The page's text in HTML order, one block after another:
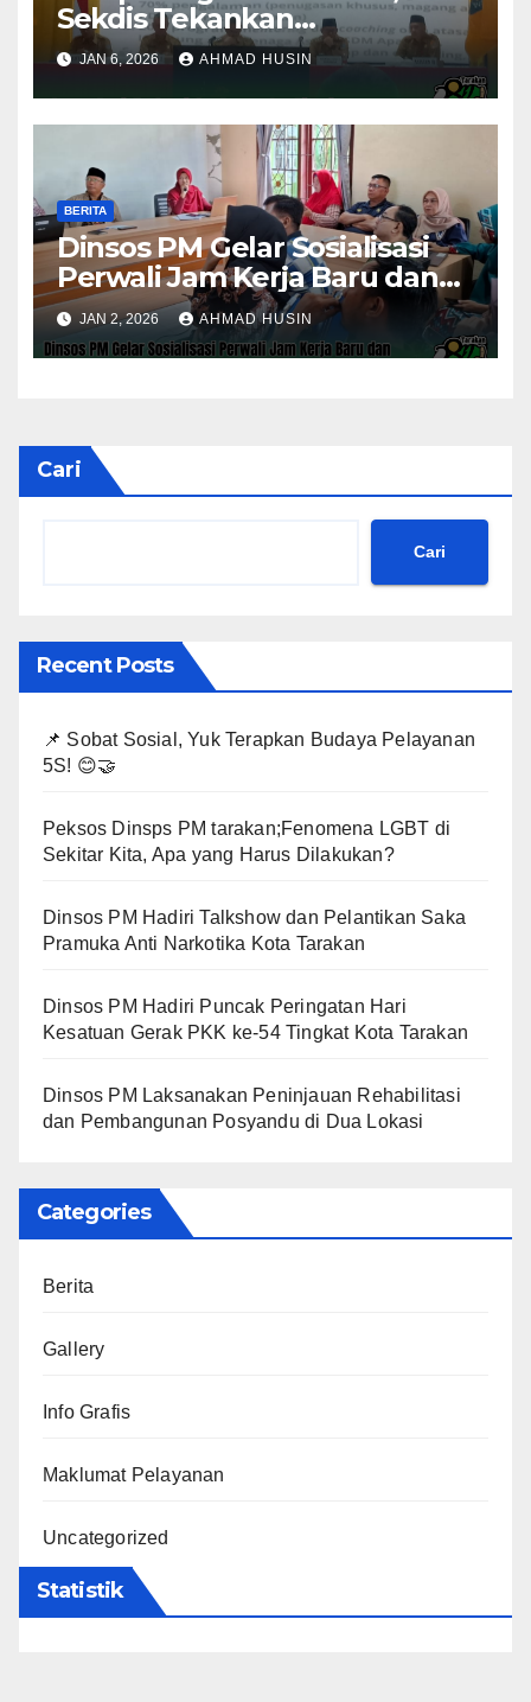
Sekdis Tekankan
Pengawasan Aset dan
Evaluasi Kinerja
Pemerintahan
JAN 6, 2026 AHMAD HUSIN
BERITA
Dinsos PM Gelar Sosialisasi
Perwali Jam Kerja Baru dan
Kinerja Tahun 2026
JAN 2, 2026 AHMAD HUSIN
Cari
Cari
Recent Posts
📌 Sobat Sosial, Yuk Terapkan Budaya Pelayanan
5S! 😊🤝
Peksos Dinsps PM tarakan;Fenomena LGBT di
Sekitar Kita, Apa yang Harus Dilakukan?
Dinsos PM Hadiri Talkshow dan Pelantikan Saka
Pramuka Anti Narkotika Kota Tarakan
Dinsos PM Hadiri Puncak Peringatan Hari
Kesatuan Gerak PKK ke-54 Tingkat Kota Tarakan
Dinsos PM Laksanakan Peninjauan Rehabilitasi
dan Pembangunan Posyandu di Dua Lokasi
Categories
Berita
Gallery
Info Grafis
Maklumat Pelayanan
Uncategorized
Statistik